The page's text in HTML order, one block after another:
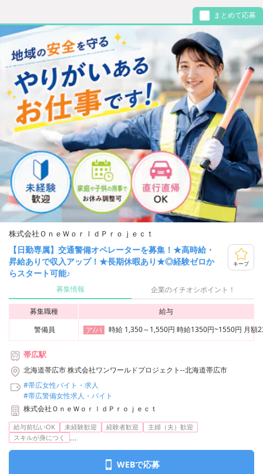
まとめて応募
株式会社ＯｎｅＷｏｒｌｄＰｒｏｊｅｃｔ
【日勤専属】交通警備オペレーターを募集！★高時給・
昇給ありで収入アップ！★長期休暇あり★◎経験ゼロか
らスタート可能♪
キープ
募集情報 企業のイチオシポイント！
募集職種
給与
警備員
ア/パ 時給 1,350～1,550円 時給1350円~1550円 月
帯広駅
北海道帯広市 株式会社ワンワールドプロジェクト--北海道帯広市
#帯広女性バイト・求人
#帯広警備女性求人・バイト
株式会社ＯｎｅＷｏｒｌｄＰｒｏｊｅｃｔ
給与前払いOK 未経験歓迎 経験者歓迎
主婦（夫）歓迎
スキルが身につく
...
WEBで応募